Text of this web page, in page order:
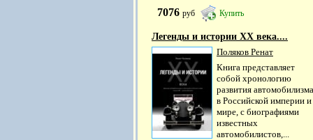
7076 руб Купить
Легенды и истории ХХ века....
Поляков Ренат
Книга представляет
собой хронологию
развития автомобилизма
в Российской империи и
мире, с биографиями
известных
автомобилистов,...